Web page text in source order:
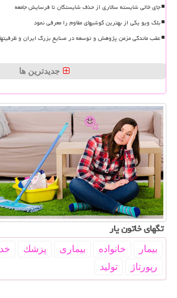
جای خالی شایسته سالاری از حذف شایستگان تا فرسایش جامعه
بلک ویو یکی از بهترین گوشیهای مقاوم را معرفی نمود
عقب ماندگی مزمن پژوهش و توسعه در صنایع بزرگ ایران و
جدیدترین ها
تگهای خاتون یار
بیمار خانواده بیماری پزشك
رپورتاژ
تولید